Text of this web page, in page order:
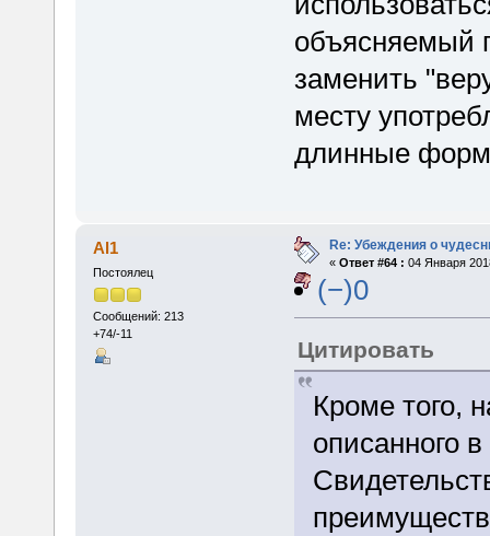
объясняемый
заменить
месту
длинные
Al1
Постоялец
Сообщений: 213
+74/-11
Re: Убеждения о
« Ответ #64 : 04 Января
(−)0
Цитировать
Кроме того,
описанного